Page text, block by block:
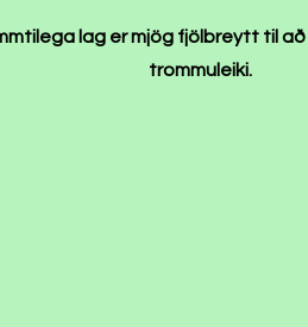
lag er mjög fjölbreytt til
trommuleiki.